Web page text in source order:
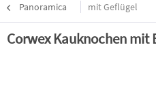
Panoramica mit Geflügel
Corwex Kauknochen mit